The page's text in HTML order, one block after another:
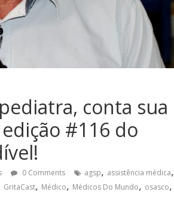
conta sua
#116 do
0 Comments agsp, assistência médica,
GritaCast, Médico, Médicos Do Mundo, osasco,